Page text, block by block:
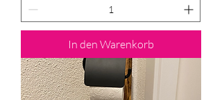
In den Warenkorb